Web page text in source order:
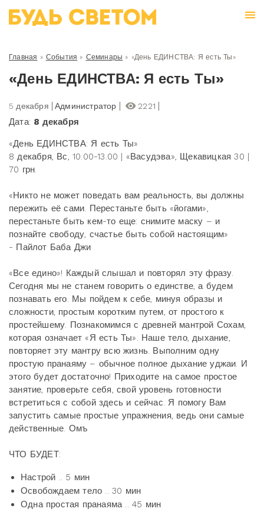
Главная » События » Семинары » «День ЕДИНСТВА: Я есть Ты»
«День ЕДИНСТВА: Я есть Ты»
5 декабря Администратор 2221
Дата: 8 декабря
«День ЕДИНСТВА: Я есть Ты»
8 декабря, Вс, 10.00-13.00 | «Васудэва», Щекавицкая 30 |
70 грн.
«Никто не может поведать вам реальность, вы должны
пережить её сами. Перестаньте быть «йогами»,
перестаньте быть кем-то еще: снимите маску – и
познайте свободу, счастье быть собой настоящим»
- Пайлот Баба Джи
«Все едино»! Каждый слышал и повторял эту фразу.
Сегодня мы не станем говорить о единстве, а будем
познавать его. Мы пойдем к себе, минуя образы и
сложности, простым коротким путем, от простого к
простейшему. Познакомимся с древней мантрой Сохам,
которая означает «Я есть Ты». Наше тело, дыхание,
повторяет эту мантру всю жизнь. Выполним одну
простую пранаяму – обычное полное дыхание уджаи. И
этого будет достаточно! Приходите на самое простое
занятие, проверьте себя, свой уровень готовности
встретиться с собой здесь и сейчас. Я помогу Вам
запустить самые простые упражнения, ведь они самые
действенные. Омъ
ЧТО БУДЕТ:
Настрой .. 5 мин
Освобождаем тело .. 30 мин
Одна простая пранаяма .. 45 мин